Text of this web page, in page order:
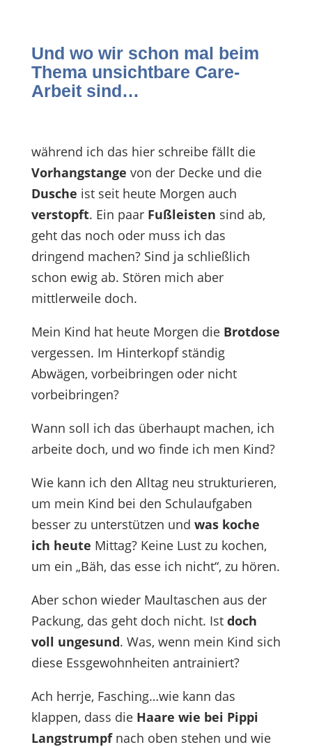
Und wo wir schon mal beim
Thema unsichtbare Care-
Arbeit sind…
während ich das hier schreibe fällt die
Vorhangstange von der Decke und die
Dusche ist seit heute Morgen auch
verstopft. Ein paar Fußleisten sind ab,
geht das noch oder muss ich das
dringend machen? Sind ja schließlich
schon ewig ab. Stören mich aber
mittlerweile doch.
Mein Kind hat heute Morgen die Brotdose
vergessen. Im Hinterkopf ständig
Abwägen, vorbeibringen oder nicht
vorbeibringen?
Wann soll ich das überhaupt machen, ich
arbeite doch, und wo finde ich men Kind?
Wie kann ich den Alltag neu strukturieren,
um mein Kind bei den Schulaufgaben
besser zu unterstützen und was koche
ich heute Mittag? Keine Lust zu kochen,
um ein „Bäh, das esse ich nicht“, zu hören.
Aber schon wieder Maultaschen aus der
Packung, das geht doch nicht. Istdoch
voll ungesund. Was, wenn mein Kind sich
diese Essgewohnheiten antrainiert?
Ach herrje, Fasching…wie kann das
klappen, dass die Haare wie bei Pippi
Langstrumpfnach oben stehen und wie